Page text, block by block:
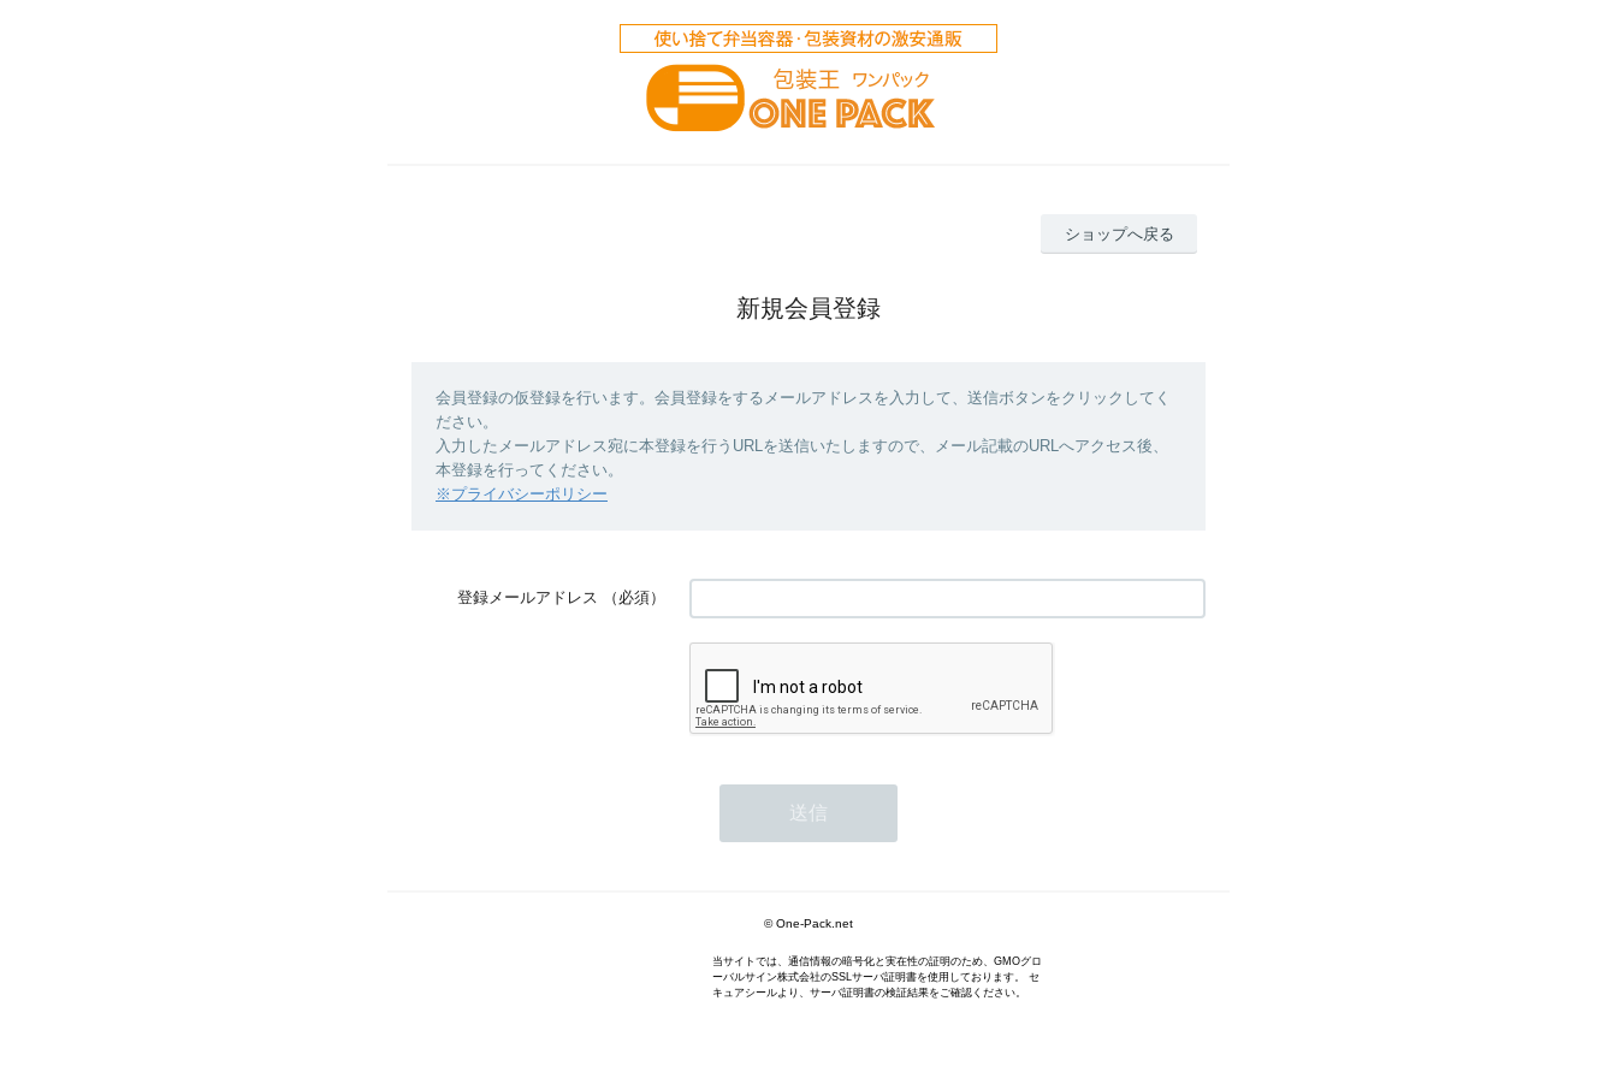
ショップへ戻る
新規会員登録
会員登録の仮登録を行います。会員登録をするメールアドレスを入力して、送信ボタンをクリックしてく
ださい。
入力したメールアドレス宛に本登録を行うURLを送信いたしますので、メール記載のURLへアクセス後、
本登録を行ってください。
※プライバシーポリシー
登録メールアドレス （必須）
© One-Pack.net
当サイトでは、通信情報の暗号化と実在性の証明のため、GMOグロ
ーバルサイン株式会社のSSLサーバ証明書を使用しております。 セ
キュアシールより、サーバ証明書の検証結果をご確認ください。